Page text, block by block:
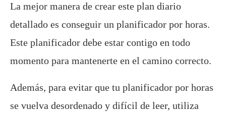
La mejor manera de crear este plan diario
detallado es conseguir un planificador por horas.
Este planificador debe estar contigo en todo
momento para mantenerte en el camino correcto.
Además, para evitar que tu planificador por horas
se vuelva desordenado y difícil de leer, utiliza